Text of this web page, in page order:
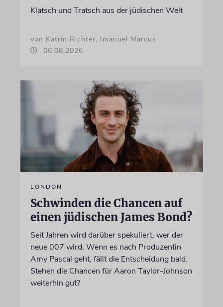
Klatsch und Tratsch aus der jüdischen Welt
von Katrin Richter, Imanuel Marcus
06.08.2026
LONDON
Schwinden die Chancen auf
einen jüdischen James Bond?
Seit Jahren wird darüber spekuliert, wer der
neue 007 wird. Wenn es nach Produzentin
Amy Pascal geht, fällt die Entscheidung bald.
Stehen die Chancen für Aaron Taylor-Johnson
weiterhin gut?